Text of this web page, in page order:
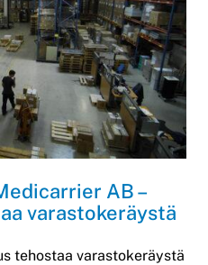
AB –
varastokeräystä
tehostaa varastokeräystä